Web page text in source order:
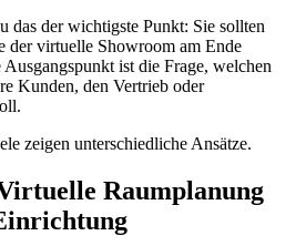
das der wichtigste Punkt: Sie sollten
der virtuelle Showroom am Ende
Ausgangspunkt ist die Frage, welchen
Kunden, den Vertrieb oder
zeigen unterschiedliche Ansätze.
Raumplanung